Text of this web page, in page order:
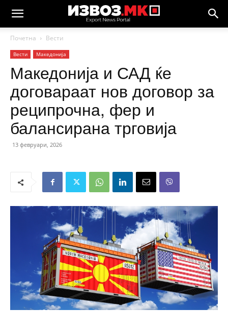
Почетна Вести
Вести Македонија
Македонија и САД ќе
договараат нов договор за
реципрочна, фер и
балансирана трговија
13 февруари, 2026